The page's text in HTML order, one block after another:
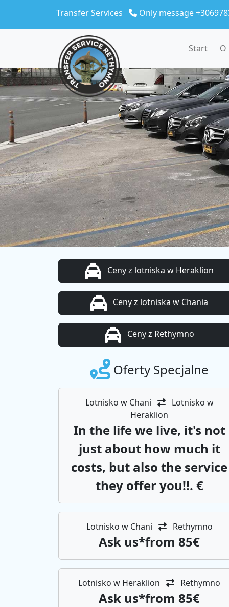
Transfer Services Only message
Start
Ceny z lotniska w Heraklion
Ceny z lotniska w Chania
Ceny z Rethymno
Oferty Specjalne
Lotnisko w Chani
Lotnisko w
Heraklion
In the life we ​​live, it's not
just about how much it
costs, but also the service
they offer you!!. €
Lotnisko w Chani Rethymno
Αsk us*from 85€
Lotnisko w Heraklion Rethymno
Αsk us*from 85€